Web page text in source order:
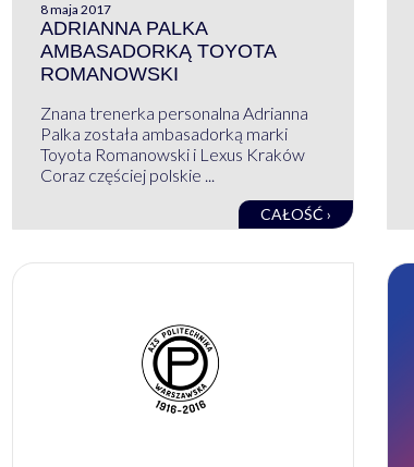
8 maja 2017
ADRIANNA PALKA
AMBASADORKĄ TOYOTA
ROMANOWSKI
Znana trenerka personalna Adrianna
Palka została ambasadorką marki
Toyota Romanowski i Lexus Kraków
Coraz częściej polskie ...
CAŁOŚĆ ›